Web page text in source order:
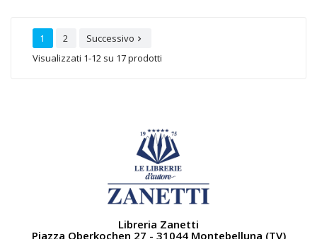
1 2 Successivo 
Visualizzati 1-12 su 17 prodotti
Libreria Zanetti
Piazza Oberkochen 27 - 31044 Montebelluna (TV)